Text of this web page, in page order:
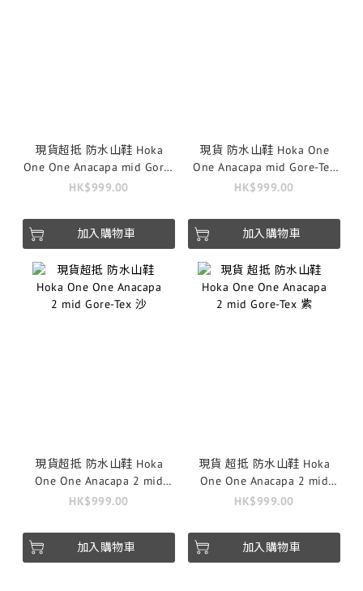
現貨超抵 防水山鞋 Hoka
One One Anacapa mid Gore-
Tex 黑
HK$999.00
加入購物車
現貨 防水山鞋 Hoka One
One Anacapa mid Gore-Tex
紅
HK$999.00
加入購物車
現貨超抵 防水山鞋 Hoka
One One Anacapa 2 mid
Gore-Tex 沙
HK$999.00
加入購物車
現貨 超抵 防水山鞋 Hoka
One One Anacapa 2 mid
Gore-Tex 紫
HK$999.00
加入購物車